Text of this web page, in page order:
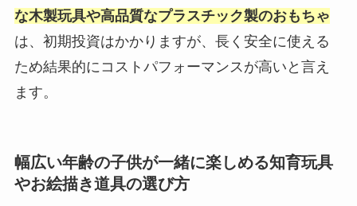
な木製玩具や高品質なプラスチック製のおもちゃ
は、初期投資はかかりますが、長く安全に使える
ため結果的にコストパフォーマンスが高いと言え
ます。
幅広い年齢の子供が一緒に楽しめる知育玩具
やお絵描き道具の選び方